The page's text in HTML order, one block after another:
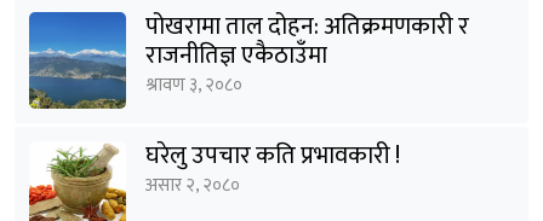
पोखरामा ताल दोहन: अतिक्रमणकारी र
राजनीतिज्ञ एकैठाउँमा
श्रावण ३, २०८०
घरेलु उपचार कति प्रभावकारी !
असार २, २०८०